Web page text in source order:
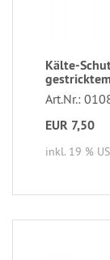
Kälte-
Art.Nr.:
EUR 7,50
inkl. 19 %